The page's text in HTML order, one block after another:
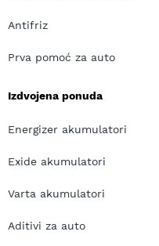
Antifriz
Prva pomoć za auto
Izdvojena ponuda
Energizer akumulatori
Exide akumulatori
Varta akumulatori
Aditivi za auto